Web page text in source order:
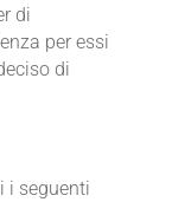
di
per essi
di
i seguenti